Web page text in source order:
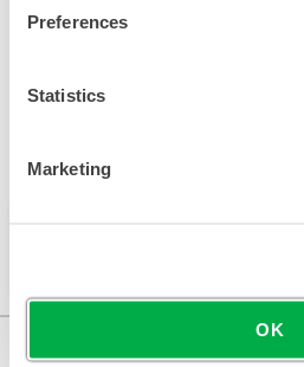
Preferences
Statistics
Marketing
OK
销售区域包括：南美洲、欧洲、
东、南极洲、俄罗斯。
更改您的区